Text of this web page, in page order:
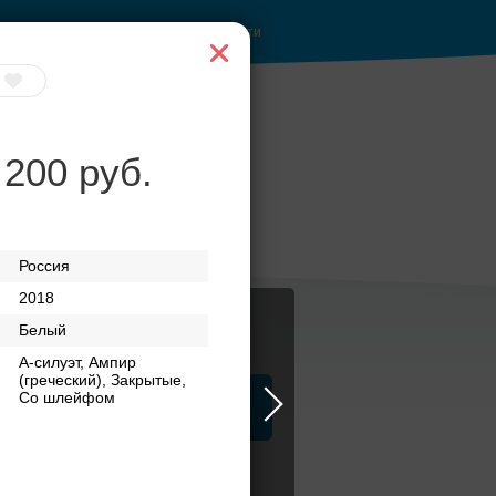
руб.
Россия
2018
Белый
А-силуэт, Ампир
(греческий), Закрытые,
Со шлейфом
Войти
залы до
ЗАГСы